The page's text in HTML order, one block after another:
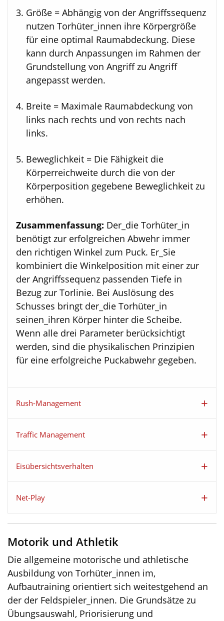
Größe = Abhängig von der Angriffssequenz
nutzen Torhüter_innen ihre Körpergröße
für eine optimal Raumabdeckung. Diese
kann durch Anpassungen im Rahmen der
Grundstellung von Angriff zu Angriff
angepasst werden.
Breite = Maximale Raumabdeckung von
links nach rechts und von rechts nach
links.
Beweglichkeit = Die Fähigkeit die
Körperreichweite durch die von der
Körperposition gegebene Beweglichkeit zu
erhöhen.
Zusammenfassung: Der_die Torhüter_in
benötigt zur erfolgreichen Abwehr immer
den richtigen Winkel zum Puck. Er_Sie
kombiniert die Winkelposition mit einer zur
der Angriffssequenz passenden Tiefe in
Bezug zur Torlinie. Bei Auslösung des
Schusses bringt der_die Torhüter_in
seinen_ihren Körper hinter die Scheibe.
Wenn alle drei Parameter berücksichtigt
werden, sind die physikalischen Prinzipien
für eine erfolgreiche Puckabwehr gegeben.
Rush-Management
Traffic Management
Eisübersichtsverhalten
Net-Play
Motorik und Athletik
Die allgemeine motorische und athletische
Ausbildung von Torhüter_innen im,
Aufbautraining orientiert sich weitestgehend an
der der Feldspieler_innen. Die Grundsätze zu
Übungsauswahl, Priorisierung und